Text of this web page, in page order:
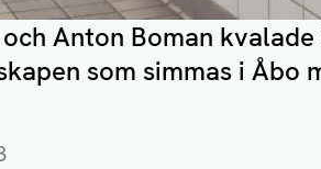
Anton Boman
som simmas i Åbo